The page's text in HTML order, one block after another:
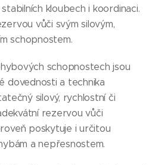
kloubech i koordinaci.
vůči svým silovým,
schopnostem.
schopnostech jsou
dovednosti a technika
silový, rychlostní či
rezervou vůči
poskytuje i určitou
a nepřesnostem.